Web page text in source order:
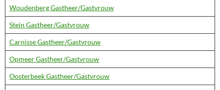
Woudenberg Gastheer/Gastvrouw
Stein Gastheer/Gastvrouw
Carnisse Gastheer/Gastvrouw
Opmeer Gastheer/Gastvrouw
Oosterbeek Gastheer/Gastvrouw